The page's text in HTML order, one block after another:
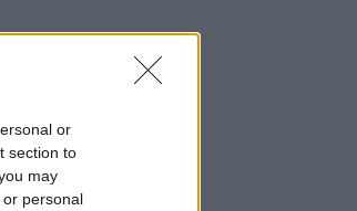
or
section to
may
personal